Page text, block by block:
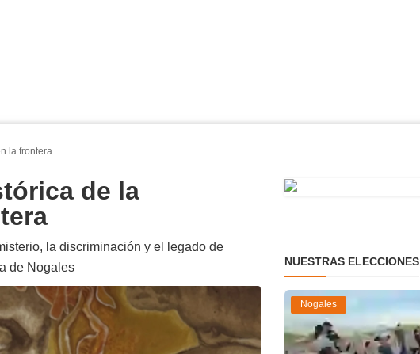
la frontera
de la
la discriminación y el legado de
de Nogales
NUESTRAS ELECCIONES
Nogales